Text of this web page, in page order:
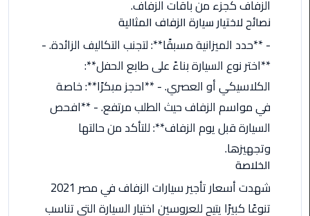
ليموزين
مرسى
مطروح
ليموزين
سفنكس
خدمة
ليموزين
الغردقة
الزفاف كجزء من باقات الزفاف.
نصائح لاختيار سيارة الزفاف المثالية
- **حدد الميزانية مسبقًا**: لتجنب التكاليف الزائدة. -
**اختر نوع السيارة بناءً على طابع الحفل**:
الكلاسيكي أو العصري. - **احجز مبكرًا**: خاصة
في مواسم الزفاف حيث الطلب مرتفع. - **افحص
السيارة قبل يوم الزفاف**: للتأكد من حالتها
وتجهيزها.
الخلاصة
شهدت أسعار تأجير سيارات الزفاف في مصر 2021
تنوعًا كبيرًا يتيح للعروسين اختيار السيارة التي تناسب